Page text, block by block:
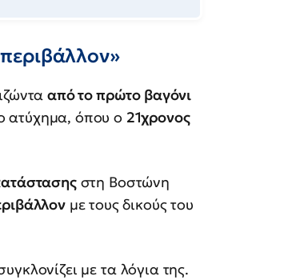
από το πρώτο βαγόνι
ατύχημα, όπου ο 21χρονος
στη Βοστώνη
με τους δικούς του
με τα λόγια της.